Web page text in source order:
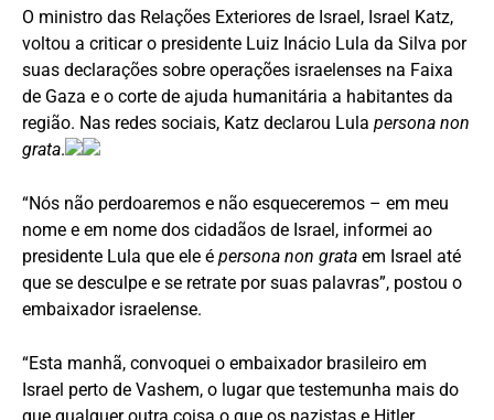
O ministro das Relações Exteriores de Israel, Israel Katz,
voltou a criticar o presidente Luiz Inácio Lula da Silva por
suas declarações sobre operações israelenses na Faixa
de Gaza e o corte de ajuda humanitária a habitantes da
região. Nas redes sociais, Katz declarou Lula persona non
grata.
“Nós não perdoaremos e não esqueceremos – em meu
nome e em nome dos cidadãos de Israel, informei ao
presidente Lula que ele é persona non grata em Israel até
que se desculpe e se retrate por suas palavras”, postou o
embaixador israelense.
“Esta manhã, convoquei o embaixador brasileiro em
Israel perto de Vashem, o lugar que testemunha mais do